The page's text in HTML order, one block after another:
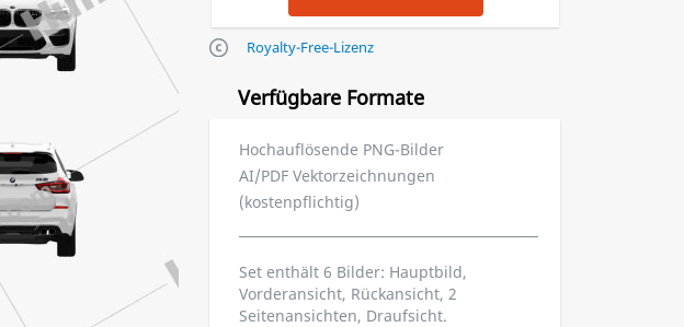
Royalty-Free-Lizenz
Verfügbare Formate
Hochauflösende PNG-Bilder
AI/PDF Vektorzeichnungen
(kostenpflichtig)
Set enthält 6 Bilder: Hauptbild,
Vorderansicht, Rückansicht, 2
Seitenansichten, Draufsicht.